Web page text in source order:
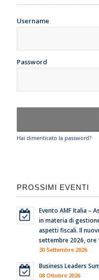
Username
Password
Hai dimenticato la password?
PROSSIMI EVENTI
Evento AMF Italia –
in materia di
aspetti fiscali. Il
settembre 2026, ore
30 Settembre 2026
Business Leaders
08 Ottobre 2026